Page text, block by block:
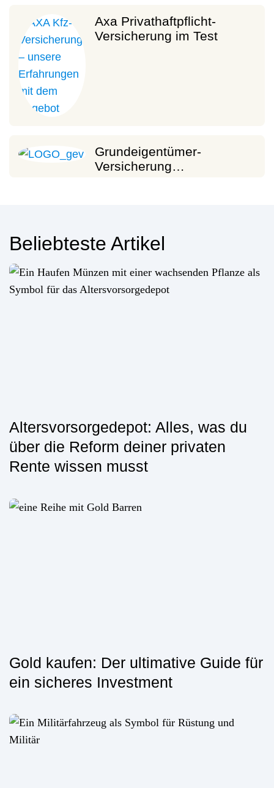
Axa Privathaftpflicht-
Versicherung im Test
Grundeigentümer-
Versicherung…
Beliebteste Artikel
Altersvorsorgedepot: Alles, was du
über die Reform deiner privaten
Rente wissen musst
Gold kaufen: Der ultimative Guide für
ein sicheres Investment